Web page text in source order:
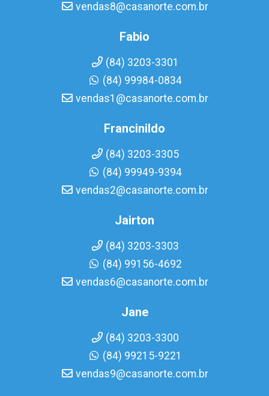
vendas8@casanorte.com.br
Fabio
(84) 3203-3301
(84) 99984-0834
vendas1@casanorte.com.br
Francinildo
(84) 3203-3305
(84) 99949-9394
vendas2@casanorte.com.br
Jairton
(84) 3203-3303
(84) 99156-4692
vendas6@casanorte.com.br
Jane
(84) 3203-3300
(84) 99215-9221
vendas9@casanorte.com.br